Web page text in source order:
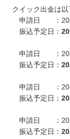
クイック出金は以
申請日 ：2023
振込予定日：
申請日 ：2023
振込予定日：
申請日 ：2023
振込予定日：
申請日 ：2023
振込予定日：